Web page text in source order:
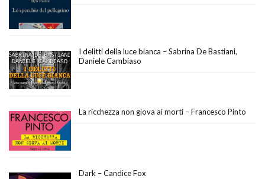
I delitti della luce bianca – Sabrina De Bastiani,
Daniele Cambiaso
La ricchezza non giova ai morti – Francesco Pinto
Dark – Candice Fox